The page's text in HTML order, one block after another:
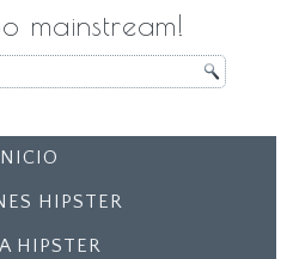
mainstream!
INICIO
HIPSTER
HIPSTER